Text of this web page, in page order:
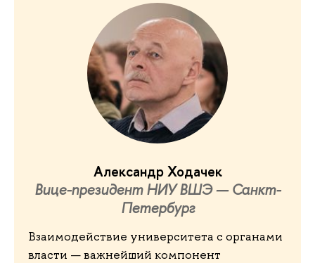
Александр Ходачек
Вице-президент НИУ ВШЭ — Санкт-
Петербург
Взаимодействие университета с органами
власти — важнейший компонент